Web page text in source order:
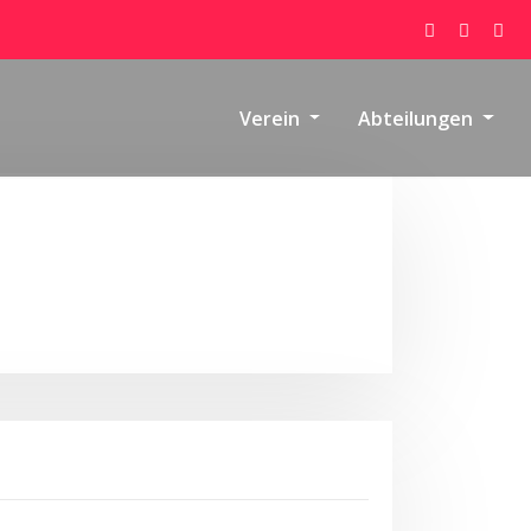
Verein Abteilungen